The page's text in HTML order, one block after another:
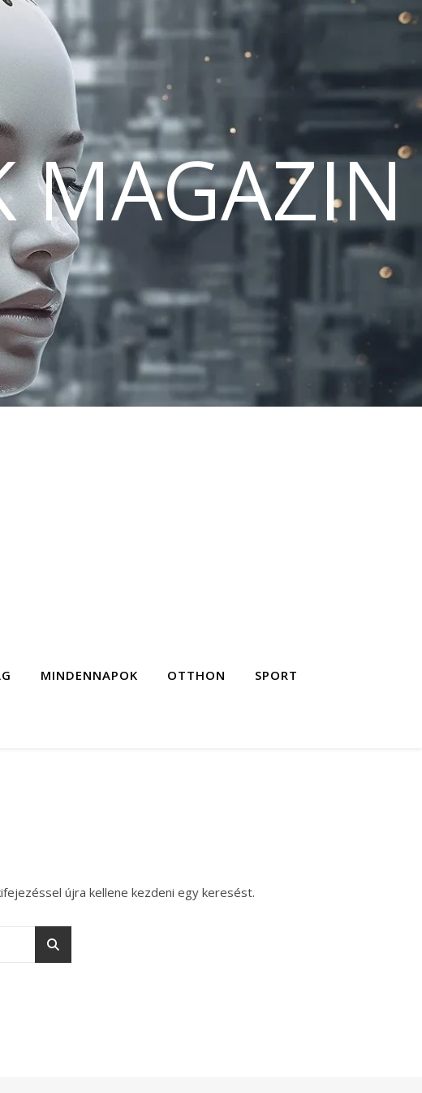
MAGAZIN
MINDENNAPOK OTTHON SPORT
újra kellene kezdeni egy keresést.